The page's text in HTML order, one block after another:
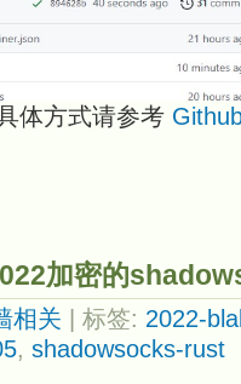
体方式请参考
加密的
相关 | 标签: 2022-
, shadowsocks-rust